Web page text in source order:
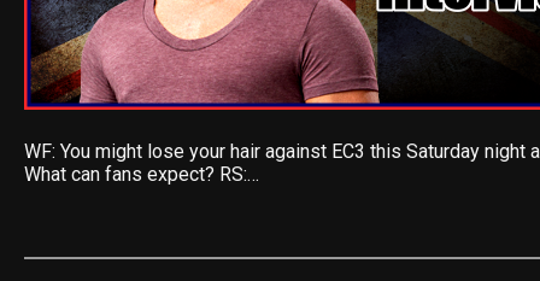
WF: You might lose your hair against EC3 this Saturday night
What can fans expect? RS:…